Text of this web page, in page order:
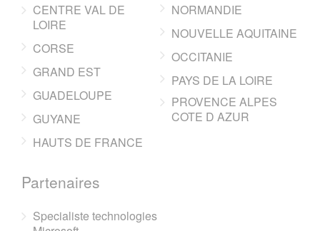
CENTRE VAL DE
LOIRE
CORSE
GRAND EST
GUADELOUPE
GUYANE
HAUTS DE FRANCE
NORMANDIE
NOUVELLE AQUITAINE
OCCITANIE
PAYS DE LA LOIRE
PROVENCE ALPES
COTE D AZUR
Partenaires
Specialiste technologies